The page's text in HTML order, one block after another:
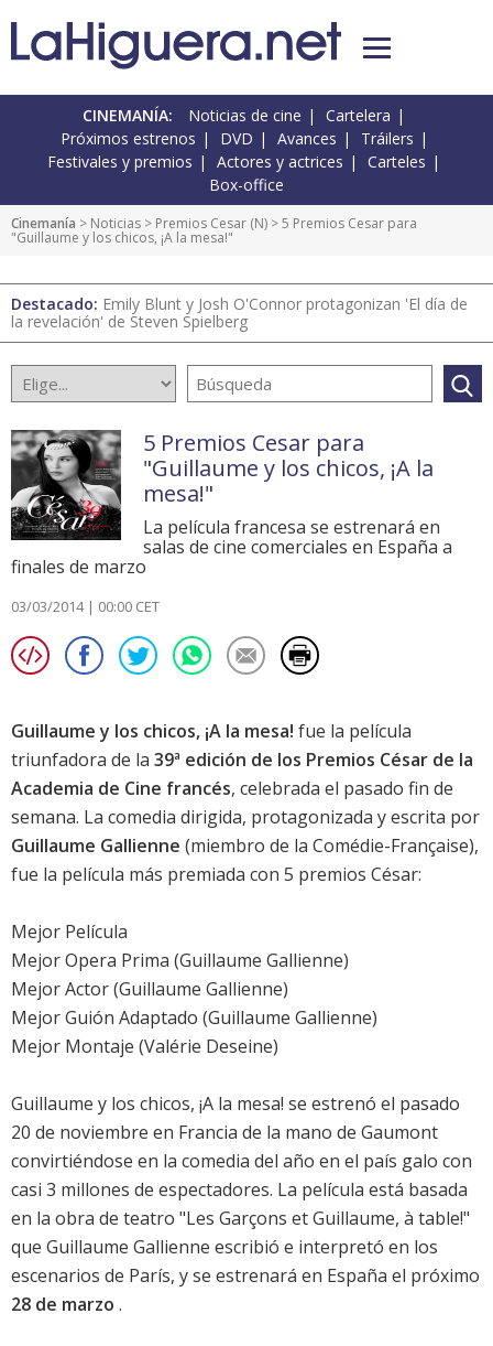
CINEMANÍA: Noticias de cine
Cartelera
Próximos estrenos
DVD Avances
Tráilers
Festivales y premios
Actores y actrices
Carteles
Box-office
Cinemanía > Noticias > Premios Cesar (N) > 5 Premios Cesar para
"Guillaume y los chicos, ¡A la mesa!"
Destacado: Emily Blunt y Josh O'Connor protagonizan 'El día de
la revelación' de Steven Spielberg
5 Premios Cesar para
"Guillaume y los chicos, ¡A la
mesa!"
La película francesa se estrenará en
salas de cine comerciales en España a
finales de marzo
03/03/2014 | 00:00 CET
Guillaume y los chicos, ¡A la mesa! fue la película
triunfadora de la 39ª edición de los Premios César de la
Academia de Cine francés, celebrada el pasado fin de
semana. La comedia dirigida, protagonizada y escrita por
Guillaume Gallienne (miembro de la Comédie-Française),
fue la película más premiada con 5 premios César:
Mejor Película
Mejor Opera Prima (Guillaume Gallienne)
Mejor Actor (Guillaume Gallienne)
Mejor Guión Adaptado (Guillaume Gallienne)
Mejor Montaje (Valérie Deseine)
Guillaume y los chicos, ¡A la mesa! se estrenó el pasado
20 de noviembre en Francia de la mano de Gaumont
convirtiéndose en la comedia del año en el país galo con
casi 3 millones de espectadores. La película está basada
en la obra de teatro "Les Garçons et Guillaume, à table!"
que Guillaume Gallienne escribió e interpretó en los
escenarios de París, y se estrenará en España el próximo
28 de marzo .